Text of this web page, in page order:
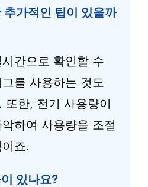
추가적인 팁이 있을까
간으로 확인할 수
를 사용하는 것도
또한, 전기 사용량이
하여 사용량을 조절
죠.
있나요?